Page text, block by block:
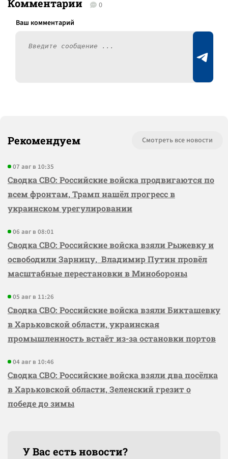
Комментарии 0
Рекомендуем Смотреть все новости
07 авг в 10:35
Сводка СВО: Российские войска продвигаются по
всем фронтам, Трамп нашёл прогресс в
украинском урегулировании
06 авг в 08:01
Сводка СВО: Российские войска взяли Рыжевку и
освободили Зарницу, Владимир Путин провёл
масштабные перестановки в Минобороны
05 авг в 11:26
Сводка СВО: Российские войска взяли Бикташевку
в Харьковской области, украинская
промышленность встаёт из-за остановки портов
04 авг в 10:46
Сводка СВО: Российские войска взяли два посёлка
в Харьковской области, Зеленский грезит о
победе до зимы
У Вас есть новости?